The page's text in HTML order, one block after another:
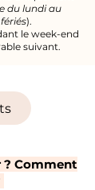
du lundi au
).
le week-end
suivant.
Comment